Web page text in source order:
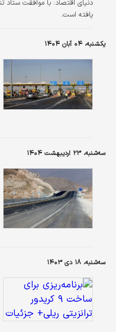
یافته است.
یکشنبه، ۰۴ آبان ۱۴۰۴
سه‌شنبه، ۲۳ اردیبهشت ۱۴۰۴
سه‌شنبه، ۱۸ دی ۱۴۰۳